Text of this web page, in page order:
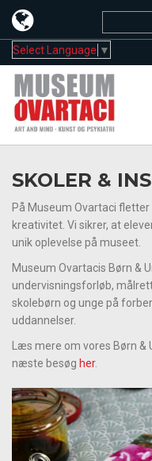
Select Language ▼
SKOLER &
På Museum Ovartaci
kreativitet. Vi sikrer, at
unik oplevelse på museet.
Museum Ovartacis Børn &
undervisningsforløb,
skolebørn og unge på
uddannelser.
Læs mere om vores Børn
næste besøg her.